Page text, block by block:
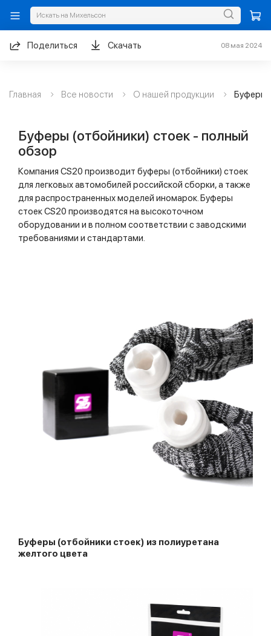
Главная Все новости О нашей продукции Буферы
Поделиться Скачать 08 мая 2024
Буферы (отбойники) стоек - полный
обзор
Компания CS20 производит буферы (отбойники) стоек
для легковых автомобилей российской сборки, а также
для распространенных моделей иномарок. Буферы
стоек CS20 производятся на высокоточном
оборудовании и в полном соответствии с заводскими
требованиями и стандартами.
Буферы (отбойники стоек) из полиуретана
желтого цвета